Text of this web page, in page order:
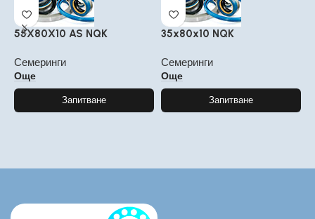
55X80X10 AS NQK
Семеринги
Още
Запитване
35x80x10 NQK
Семеринги
Още
Запитване